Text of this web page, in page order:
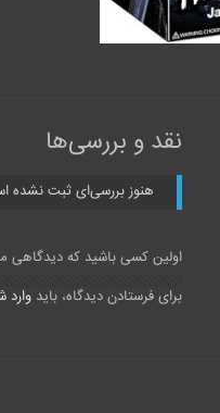
نقد و بررسی‌ها
هنوز بررسی‌ای ثبت نشده
اولین کسی باشید که دیدگاهی
برای فرستادن دیدگاه، بایدوارد